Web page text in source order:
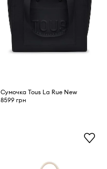
Сумочка Tous La Rue New
8599 грн